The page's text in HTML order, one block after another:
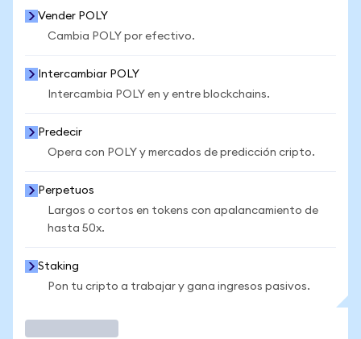
Vender POLY
Cambia POLY por efectivo.
Intercambiar POLY
Intercambia POLY en y entre blockchains.
Predecir
Opera con POLY y mercados de predicción cripto.
Perpetuos
Largos o cortos en tokens con apalancamiento de
hasta 50x.
Staking
Pon tu cripto a trabajar y gana ingresos pasivos.